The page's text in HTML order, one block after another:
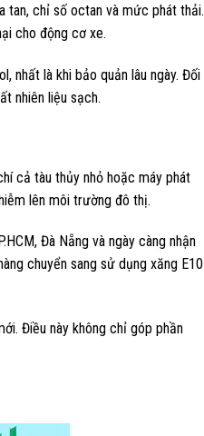
tan, chỉ số octan và mức phát thải.
cho động cơ xe.
nhất là khi bảo quản lâu ngày. Đối
nhiên liệu sạch.
cả tàu thủy nhỏ hoặc máy phát
lên môi trường đô thị.
Đà Nẵng và ngày càng nhận
chuyển sang sử dụng xăng E10
Điều này không chỉ góp phần